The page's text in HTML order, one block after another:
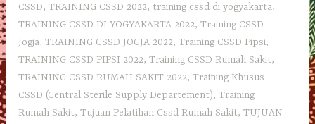
CSSD,TRAINING CSSD 2022, training cssd di yogyakarta,
TRAINING CSSD DI YOGYAKARTA 2022,Training CSSD
Jogja,TRAINING CSSD JOGJA 2022,Training CSSD Pipsi,
TRAINING CSSD PIPSI 2022,Training CSSD Rumah Sakit,
TRAINING CSSD RUMAH SAKIT 2022,Training Khusus
CSSD (Central Sterile Supply Departement),Training
Rumah Sakit,Tujuan Pelatihan Cssd Rumah Sakit,TUJUAN